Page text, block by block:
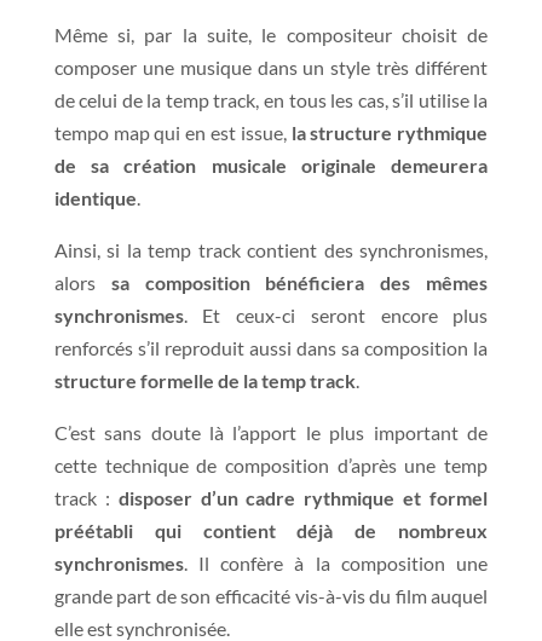
Même si, par la suite, le compositeur choisit de
composer une musique dans un style très différent
de celui de la temp track, en tous les cas, s’il utilise la
tempo map qui en est issue, la structure rythmique
de sa création musicale originale demeurera
identique.
Ainsi, si la temp track contient des synchronismes,
alors sa composition bénéficiera des mêmes
synchronismes. Et ceux-ci seront encore plus
renforcés s’il reproduit aussi dans sa composition la
structure formelle de la temp track.
C’est sans doute là l’apport le plus important de
cette technique de composition d’après une temp
track : disposer d’un cadre rythmique et formel
préétabli qui contient déjà de nombreux
synchronismes. Il confère à la composition une
grande part de son efficacité vis-à-vis du film auquel
elle est synchronisée.